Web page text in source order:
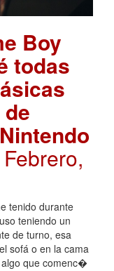
Boy
todas
tenido durante
teniendo un
de turno, esa
sofá o en la cama
algo que comenc�